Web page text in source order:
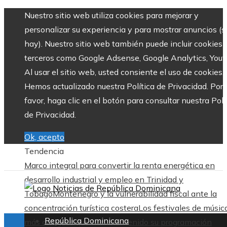
Nuestro sitio web utiliza cookies para mejorar y
personalizar su experiencia y para mostrar anuncios
hay). Nuestro sitio web también puede incluir cookies
terceros como Google Adsense, Google Analytics,
Al usar el sitio web, usted consiente el uso de cookies.
Hemos actualizado nuestra Política de Privacidad. Por
favor, haga clic en el botón para consultar nuestra
de Privacidad.
Ok, acepto
Tendencia
Marco integral para convertir la renta energética en
desarrollo industrial y empleo en Trinidad y
TobagoMontenegro y la vulnerabilidad fiscal ante la
concentración turística costeraLos festivales de
más antiguos que han mantenido su programación
República Dominicana